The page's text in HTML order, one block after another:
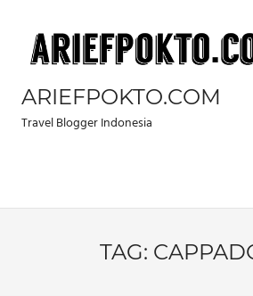
content
ARIEFPOKTO.COM
Travel Blogger Indonesia
TAG: